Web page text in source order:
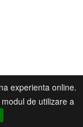
experienta online.
de utilizare a